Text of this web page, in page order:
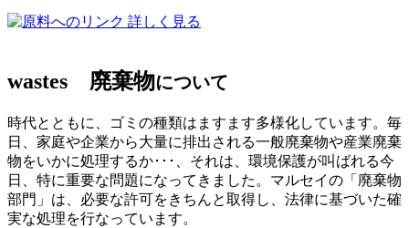
詳しく見る
wastes 廃棄物について
時代とともに、ゴミの種類はますます多様化しています。毎
日、家庭や企業から大量に排出される一般廃棄物や産業廃棄
物をいかに処理するか･･･、それは、環境保護が叫ばれる今
日、特に重要な問題になってきました。マルセイの「廃棄物
部門」は、必要な許可をきちんと取得し、法律に基づいた確
実な処理を行なっています。